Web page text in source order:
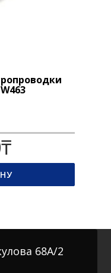
₸
68А/2